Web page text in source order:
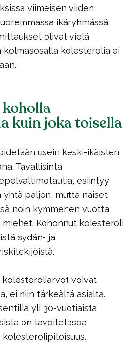
viimeisen viiden
ikäryhmässä
olivat vielä
kolmasosalla kolesterolia ei
kuin joka toisella
usein keski-ikäisten
Tavallisinta
esiintyy
yhtä paljon, mutta naiset
noin kymmenen vuotta
miehet. Kohonnut kolesteroli
sydän- ja
kolesteroliarvot voivat
ei niin tärkeältä asialta.
yli 30-vuotiaista
on tavoitetasoa